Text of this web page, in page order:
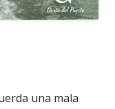
una mala